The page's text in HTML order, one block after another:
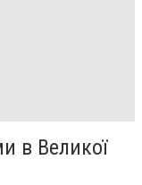
в Великої